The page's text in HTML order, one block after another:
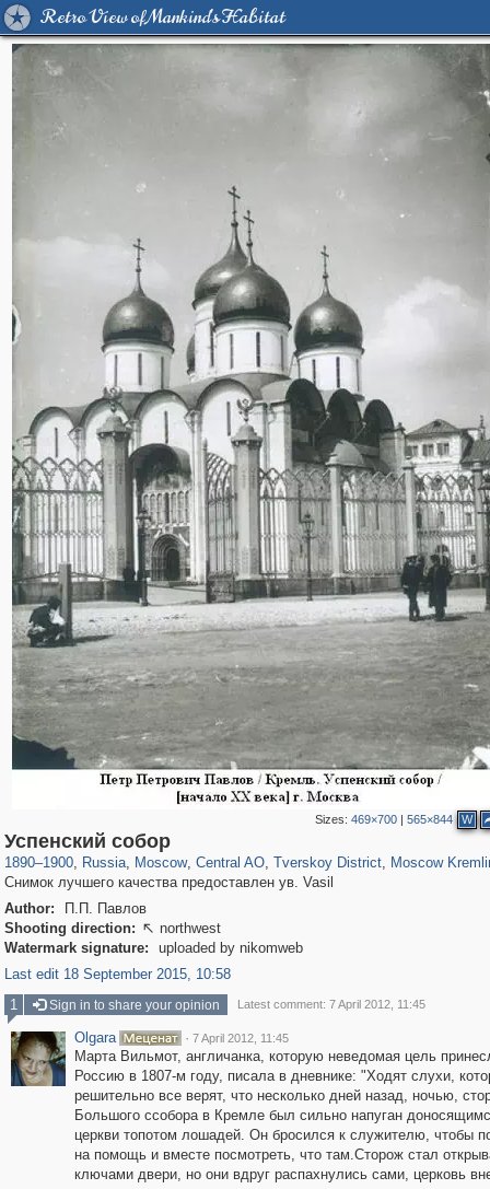
Retro View of Mankind's Habitat
Sizes: 469×700| 565×844 W
Успенский собор
1890–1900, Russia
1,406,672
, Moscow
319,864 8,286
, Central AO
160,010
, Tverskoy District, Moscow
536
Снимок лучшего качества предоставлен ув. Vasil
Author:
П.П. Павлов
Shooting direction:  northwest
Watermark signature:
uploaded by nikomweb
Last edit 18 September 2015, 10:58
1
Sign in to share your opinion Latest comment: 7 April 2012, 11:45
Olgara · 7 April 2012, 11:45
Марта Вильмот, англичанка, которую неведомая цель
Россию в 1807-м году, писала в дневнике: "Ходят слухи,
решительно все верят, что несколько дней назад, ночью,
Большого ссобора в Кремле был сильно напуган
церкви топотом лошадей. Он бросился к служителю, чтобы
на помощь и вместе посмотреть, что там.Сторож стал
ключами двери, но они вдруг распахнулись сами, церковь